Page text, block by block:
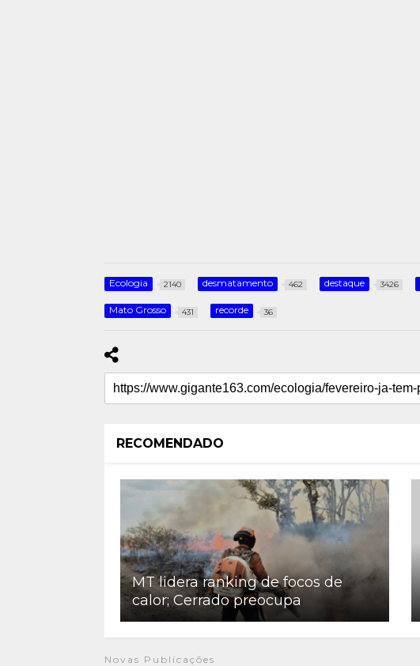
Ecologia 2140 desmatamento 462 destaque 3426
Mato Grosso 431 recorde 36
RECOMENDADO
MT lidera ranking de focos de
calor; Cerrado preocupa
Novas Publicações